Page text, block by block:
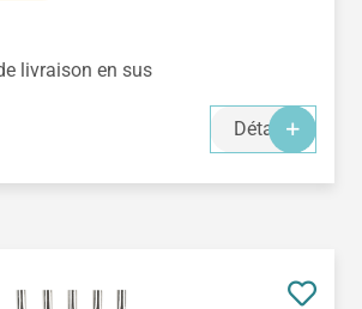
livraison en sus
Détails